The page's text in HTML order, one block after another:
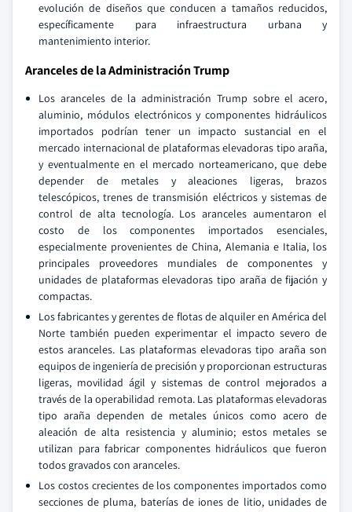
evolución de diseños que conducen a tamaños reducidos,
específicamente para infraestructura urbana y
mantenimiento interior.
Aranceles de la Administración Trump
Los aranceles de la administración Trump sobre el acero,
aluminio, módulos electrónicos y componentes hidráulicos
importados podrían tener un impacto sustancial en el
mercado internacional de plataformas elevadoras tipo araña,
y eventualmente en el mercado norteamericano, que debe
depender de metales y aleaciones ligeras, brazos
telescópicos, trenes de transmisión eléctricos y sistemas de
control de alta tecnología. Los aranceles aumentaron el
costo de los componentes importados esenciales,
especialmente provenientes de China, Alemania e Italia, los
principales proveedores mundiales de componentes y
unidades de plataformas elevadoras tipo araña de fijación y
compactas.
Los fabricantes y gerentes de flotas de alquiler en América del
Norte también pueden experimentar el impacto severo de
estos aranceles. Las plataformas elevadoras tipo araña son
equipos de ingeniería de precisión y proporcionan estructuras
ligeras, movilidad ágil y sistemas de control mejorados a
través de la operabilidad remota. Las plataformas elevadoras
tipo araña dependen de metales únicos como acero de
aleación de alta resistencia y aluminio; estos metales se
utilizan para fabricar componentes hidráulicos que fueron
todos gravados con aranceles.
Los costos crecientes de los componentes importados como
secciones de pluma, baterías de iones de litio, unidades de